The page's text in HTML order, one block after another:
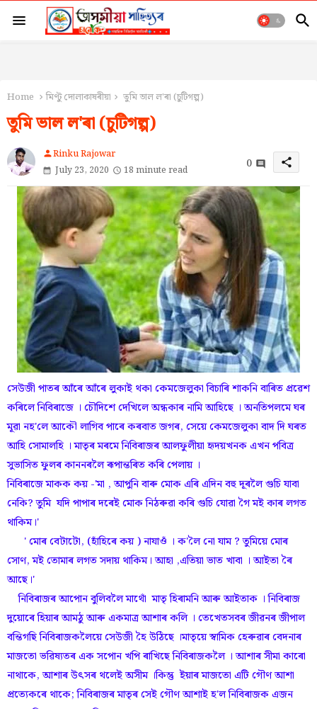
Home মিণ্টু দোলাকাষৰীয়া তুমি ভাল ল'ৰা (চুটিগল্প)
তুমি ভাল ল'ৰা (চুটিগল্প)
personRinku Rajowar
July 23, 2020
18 minute read 0 share
সেউজী পাতৰ আঁৰে আঁৰে লুকাই থকা কেমজেলুকা বিচাৰি শাকনি বাৰিত প্ৰৱেশ
কৰিলে নিবিৰাজে । চৌদিশে দেখিলে অন্ধকাৰ নামি আহিছে । অনতিপলমে ঘৰ
মূৱা নহ'লে আকৌ লাগিব পাৰে কৰবাত জগৰ, সেয়ে কেমজেলুকা বাদ দি ঘৰত
আহি সোমালহি । মাতৃৰ মৰমে নিবিৰাজৰ আলফুলীয়া হৃদয়খনক এখন পবিত্ৰ
সুভাসিত ফুলৰ কাননৰলৈ ৰূপান্তৰিত কৰি পেলায় ।
নিবিৰাজে মাকক কয় -'মা , আপুনি বাৰু মোক এৰি এদিন বহু দূৰলৈ গুচি যাবা
নেকি? তুমি যদি পাপাৰ দৰেই মোক নিঠৰুৱা কৰি গুচি যোৱা গৈ মই কাৰ লগত
থাকিম।'
' মোৰ বেটাটো, (হাঁহিৰে কয় ) নাযাওঁ । ক'লৈ নো যাম ? তুমিয়ে মোৰ
সোণ, মই তোমাৰ লগত সদায় থাকিম। আহা ,এতিয়া ভাত খাবা । আইতা ৰৈ
আছে।'
নিবিৰাজৰ আপোন বুলিবলৈ মাথোঁ মাতৃ হিৰামনি আৰু আইতাক । নিবিৰাজ
দুয়োৰে হিয়াৰ আমঠু আৰু একমাত্ৰ আশাৰ কলি । তেখেতসবৰ জীৱনৰ জীপাল
বন্তিগছি নিবিৰাজকলৈয়ে সেউজী হৈ উঠিছে ।মাতৃয়ে স্বামিক হেৰুৱাৰ বেদনাৰ
মাজতো ভৱিষ্যতৰ এক সপোন খপি ৰাখিছে নিবিৰাজকলৈ । আশাৰ সীমা কাৰো
নাথাকে, আশাৰ উৎসৰ থলেই অসীম ।কিন্তু ইয়াৰ মাজতো এটি গৌণ আশা
প্ৰত্যেকৰে থাকে; নিবিৰাজৰ মাতৃৰ সেই গৌণ আশাই হ'ল নিবিৰাজক এজন